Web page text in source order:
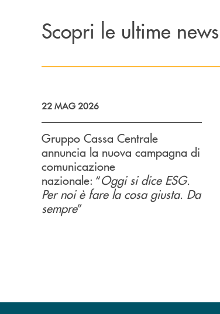
Scopri le ultime news
22 MAG 2026
Gruppo Cassa Centrale
annuncia la nuova campagna di
comunicazione
nazionale: “Oggi si dice ESG.
Per noi è fare la cosa giusta. Da
sempre”